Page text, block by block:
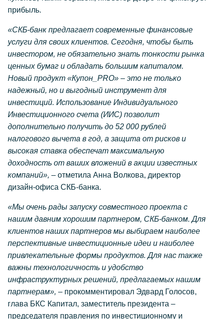
прибыль.
«СКБ-банк предлагает современные финансовые
услуги для своих клиентов. Сегодня, чтобы быть
инвестором, не обязательно знать тонкости рынка
ценных бумаг и обладать большим капиталом.
Новый продукт «Купон_ PRO» – это не только
надежный, но и выгодный инструмент для
инвестиций. Использование Индивидуального
Инвестиционного счета (ИИС) позволит
дополнительно получить до 52 000 рублей
налогового вычета в год, а защита от рисков и
высокая ставка обеспечат максимальную
доходность от ваших вложений в акции известных
компаний», – отметила Анна Волкова, директор
дизайн-офиса СКБ-банка.
«Мы очень рады запуску совместного проекта с
нашим давним хорошим партнером, СКБ-банком. Для
клиентов наших партнеров мы выбираем наиболее
перспективные инвестиционные идеи и наиболее
привлекательные формы продуктов. Для нас также
важны технологичность и удобство
инфраструктурных решений, предлагаемых нашим
партнерам», – прокомментировал Эдвард Голосов,
глава БКС Капитал, заместитель президента –
председателя правления по инвестиционному и